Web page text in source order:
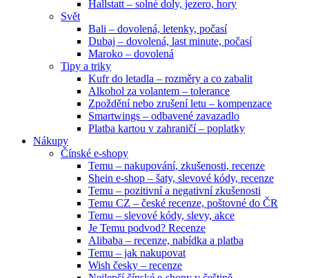
Hallstatt – solné doly, jezero, hory
Svět
Bali – dovolená, letenky, počasí
Dubaj – dovolená, last minute, počasí
Maroko – dovolená
Tipy a triky
Kufr do letadla – rozměry a co zabalit
Alkohol za volantem – tolerance
Zpoždění nebo zrušení letu – kompenzace
Smartwings – odbavené zavazadlo
Platba kartou v zahraničí – poplatky
Nákupy
Čínské e-shopy
Temu – nakupování, zkušenosti, recenze
Shein e-shop – šaty, slevové kódy, recenze
Temu – pozitivní a negativní zkušenosti
Temu CZ – české recenze, poštovné do ČR
Temu – slevové kódy, slevy, akce
Je Temu podvod? Recenze
Alibaba – recenze, nabídka a platba
Temu – jak nakupovat
Wish česky – recenze